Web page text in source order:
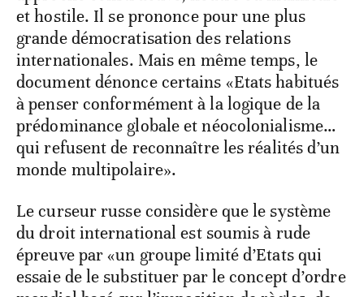
et hostile. Il se prononce pour une plus
grande démocratisation des relations
internationales. Mais en même temps, le
document dénonce certains «Etats habitués
à penser conformément à la logique de la
prédominance globale et néocolonialisme…
qui refusent de reconnaître les réalités d’un
monde multipolaire».
Le curseur russe considère que le système
du droit international est soumis à rude
épreuve par «un groupe limité d’Etats qui
essaie de le substituer par le concept d’ordre